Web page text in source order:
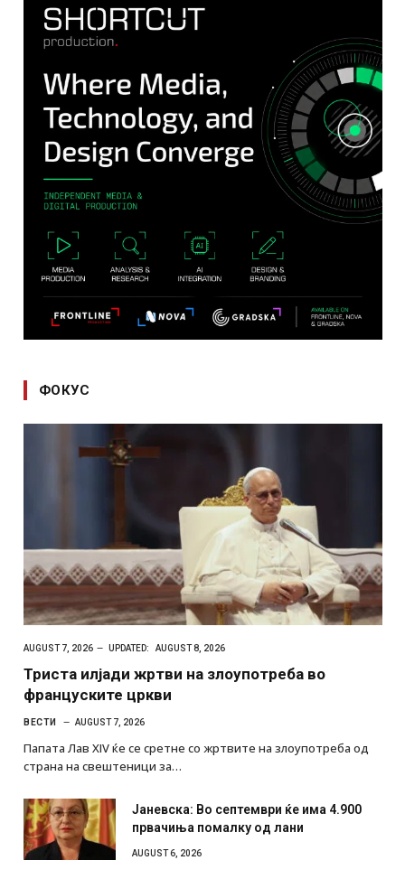
ФОКУС
AUGUST 7, 2026 UPDATED: AUGUST 8, 2026
Триста илјади жртви на злоупотреба во
француските цркви
ВЕСТИ AUGUST 7, 2026
Папата Лав XIV ќе се сретне со жртвите на злоупотреба од
страна на свештеници за…
Јаневска: Во септември ќе има 4.900
првачиња помалку од лани
AUGUST 6, 2026